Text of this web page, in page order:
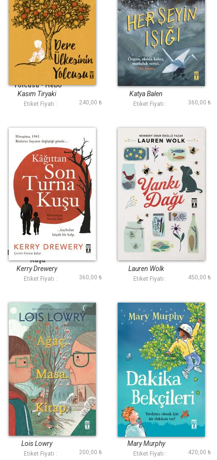
Dere Ülkesinin
Yolcusu - Hebo
Kasım Tiryaki
Etiket Fiyatı : 240,00 ₺
Her Şeyin Işığı
Katya Balen
Etiket Fiyatı : 360,00 ₺
Kağıttan Son Turna
Kuşu
Kerry Drewery
Etiket Fiyatı : 360,00 ₺
Yankı Dağı
Lauren Wolk
Etiket Fiyatı : 450,00 ₺
Ağaç Masa Kitap
Lois Lowry
Etiket Fiyatı : 200,00 ₺
Dakika Bekçileri
Mary Murphy
Etiket Fiyatı : 420,00 ₺